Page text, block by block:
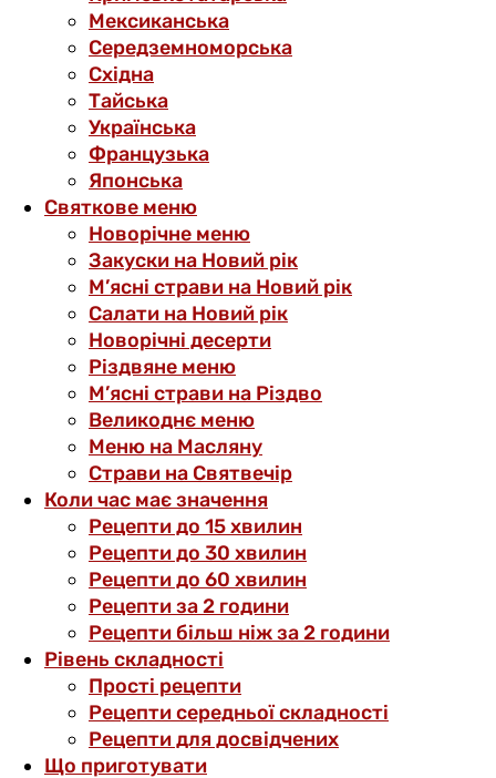
Мексиканська
Середземноморська
Східна
Тайська
Українська
Французька
Японська
Святкове меню
Новорічне меню
Закуски на Новий рік
М’ясні страви на Новий рік
Салати на Новий рік
Новорічні десерти
Різдвяне меню
М’ясні страви на Різдво
Великоднє меню
Меню на Масляну
Страви на Святвечір
Коли час має значення
Рецепти до 15 хвилин
Рецепти до 30 хвилин
Рецепти до 60 хвилин
Рецепти за 2 години
Рецепти більш ніж за 2 години
Рівень складності
Прості рецепти
Рецепти середньої складності
Рецепти для досвідчених
Що приготувати